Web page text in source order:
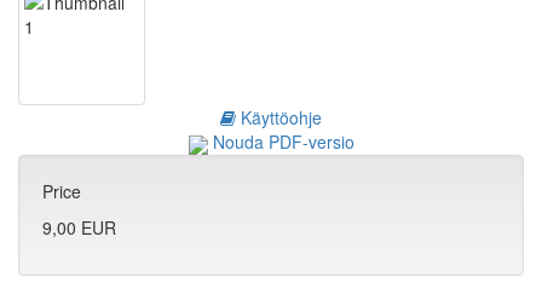
Käyttöohje
Nouda PDF-versio
Price
9,00 EUR